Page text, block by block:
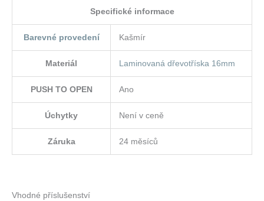
Specifické informace
Barevné provedení Kašmír
Materiál Laminovaná dřevotříska 16mm
PUSH TO OPEN Ano
Úchytky Není v ceně
Záruka 24 měsíců
Vhodné příslušenství